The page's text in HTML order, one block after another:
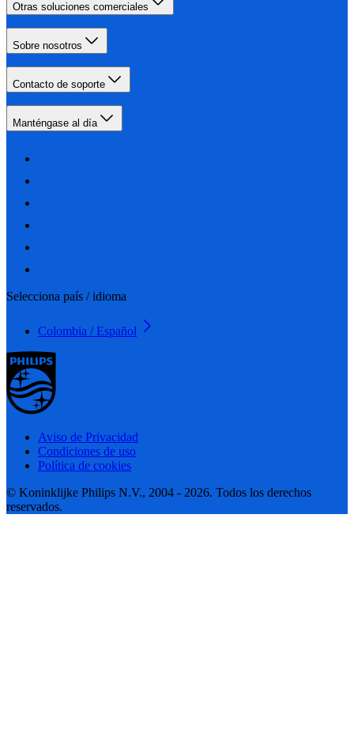
Otras soluciones comerciales
Sobre nosotros
Contacto de soporte
Manténgase al día
Selecciona país / idioma
Colombia / Español
Aviso de Privacidad
Condiciones de uso
Política de cookies
© Koninklijke Philips N.V., 2004 - 2026. Todos los derechos
reservados.